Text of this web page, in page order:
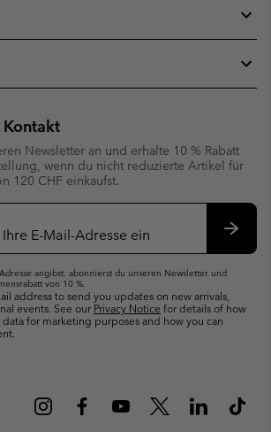
Kontakt
Newsletter an und erhalte 10 % Rabatt
wenn du nicht reduzierte Artikel für
120 CHF einkaufst.
angibst, abonnierst du unseren Newsletter und
von 10 %.
address to send you updates on new arrivals,
events. See our Privacy Notice for details of how
for marketing purposes and how you can